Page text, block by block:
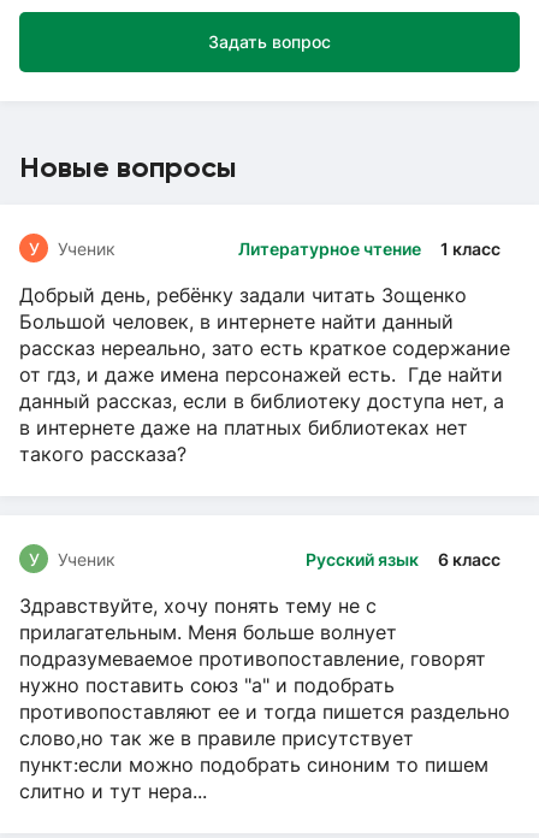
Задать вопрос
Новые вопросы
Литературное чтение 1 класс
У Ученик
Добрый день, ребёнку задали читать Зощенко
Большой человек, в интернете найти данный
рассказ нереально, зато есть краткое содержание
от гдз, и даже имена персонажей есть. Где найти
данный рассказ, если в библиотеку доступа нет, а
в интернете даже на платных библиотеках нет
такого рассказа?
Русский язык 6 класс
У Ученик
Здравствуйте, хочу понять тему не с
прилагательным. Меня больше волнует
подразумеваемое противопоставление, говорят
нужно поставить союз "а" и подобрать
противопоставляют ее и тогда пишется раздельно
слово,но так же в правиле присутствует
пункт:если можно подобрать синоним то пишем
слитно и тут нера...